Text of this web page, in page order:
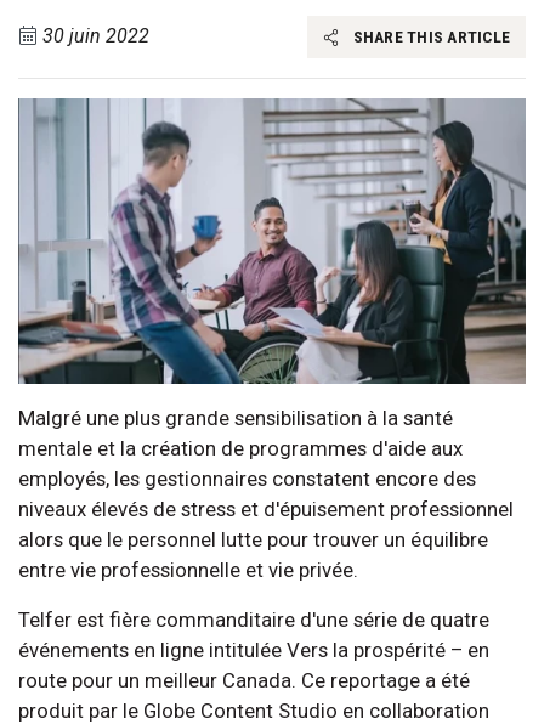
30 juin 2022 SHARE THIS ARTICLE
Malgré une plus grande sensibilisation à la santé
mentale et la création de programmes d'aide aux
employés, les gestionnaires constatent encore des
niveaux élevés de stress et d'épuisement professionnel
alors que le personnel lutte pour trouver un équilibre
entre vie professionnelle et vie privée.
Telfer est fière commanditaire d'une série de quatre
événements en ligne intitulée Vers la prospérité – en
route pour un meilleur Canada. Ce reportage a été
produit par le Globe Content Studio en collaboration